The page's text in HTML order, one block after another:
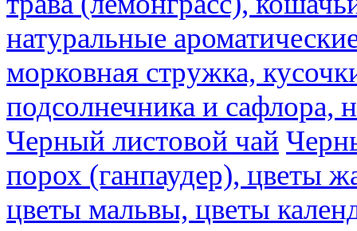
натуральные
морковная стружка,
подсолнечника и сафлора,
Черный листовой чай
порох (ганпаудер), цветы
цветы мальвы, цветы